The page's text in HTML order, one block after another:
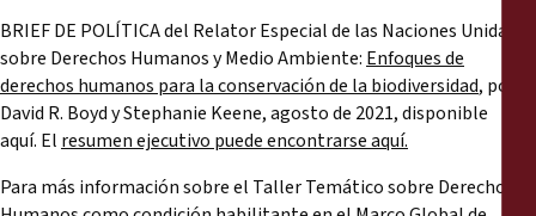
BRIEF DE POLÍTICA del Relator Especial de las Naciones Unidas
sobre Derechos Humanos y Medio Ambiente: Enfoques de
derechos humanos para la conservación de la biodiversidad, por
David R. Boyd y Stephanie Keene, agosto de 2021, disponible
aquí. El resumen ejecutivo puede encontrarse aquí.
Para más información sobre el Taller Temático sobre Derechos